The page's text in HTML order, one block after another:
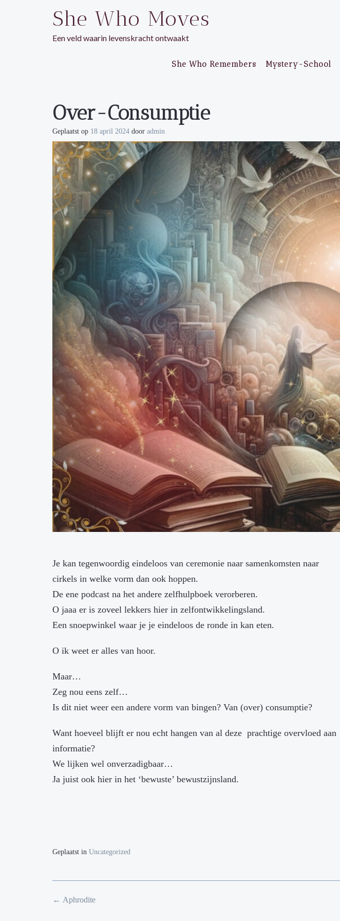
She Who Moves
Een veld waarin levenskracht ontwaakt
She Who Remembers Mystery-School
Over-Consumptie
Geplaatst op 18 april 2024 door admin
Je kan tegenwoordig eindeloos van ceremonie naar samenkomsten naar
cirkels in welke vorm dan ook hoppen.
De ene podcast na het andere zelfhulpboek verorberen.
O jaaa er is zoveel lekkers hier in zelfontwikkelingsland.
Een snoepwinkel waar je je eindeloos de ronde in kan eten.
O ik weet er alles van hoor.
Maar…
Zeg nou eens zelf…
Is dit niet weer een andere vorm van bingen? Van (over) consumptie?
Want hoeveel blijft er nou echt hangen van al deze prachtige overvloed aan
informatie?
We lijken wel onverzadigbaar…
Ja juist ook hier in het ‘bewuste’ bewustzijnsland.
Geplaatst in Uncategorized
Bericht
← Aphrodite